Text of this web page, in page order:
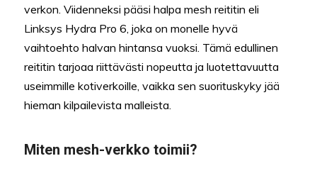
verkon. Viidenneksi pääsi halpa mesh reititin eli
Linksys Hydra Pro 6, joka on monelle hyvä
vaihtoehto halvan hintansa vuoksi. Tämä edullinen
reititin tarjoaa riittävästi nopeutta ja luotettavuutta
useimmille kotiverkoille, vaikka sen suorituskyky jää
hieman kilpailevista malleista.
Miten mesh-verkko toimii?